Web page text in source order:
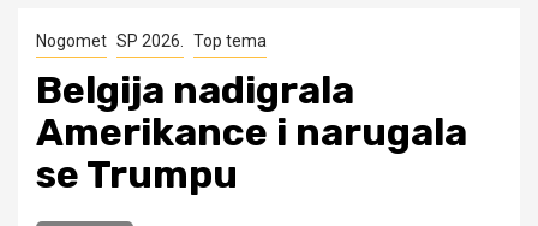
Nogomet SP 2026. Top tema
Belgija nadigrala
Amerikance i narugala
se Trumpu